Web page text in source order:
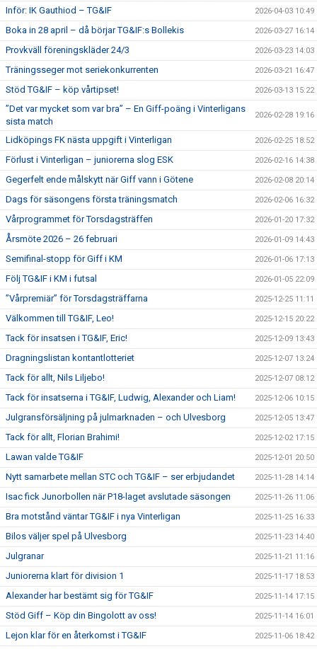
Inför: IK Gauthiod – TG&IF 2026-04-03 10:49
Boka in 28 april – då börjar TG&IF:s Bollekis 2026-03-27 16:14
Provkväll föreningskläder 24/3 2026-03-23 14:03
Träningsseger mot seriekonkurrenten 2026-03-21 16:47
Stöd TG&IF – köp vårtipset! 2026-03-13 15:22
”Det var mycket som var bra” – En Giff-poäng i Vinterligans
sista match
2026-02-28 19:16
Lidköpings FK nästa uppgift i Vinterligan 2026-02-25 18:52
Förlust i Vinterligan – juniorerna slog ESK 2026-02-16 14:38
Gegerfelt ende målskytt när Giff vann i Götene 2026-02-08 20:14
Dags för säsongens första träningsmatch 2026-02-06 16:32
Vårprogrammet för Torsdagsträffen 2026-01-20 17:32
Årsmöte 2026 – 26 februari 2026-01-09 14:43
Semifinal-stopp för Giff i KM 2026-01-06 17:13
Följ TG&IF i KM i futsal 2026-01-05 22:09
”Vårpremiär” för Torsdagsträffarna 2025-12-25 11:11
Välkommen till TG&IF, Leo! 2025-12-15 20:22
Tack för insatsen i TG&IF, Eric! 2025-12-09 13:43
Dragningslistan kontantlotteriet 2025-12-07 13:24
Tack för allt, Nils Liljebo! 2025-12-07 08:12
Tack för insatserna i TG&IF, Ludwig, Alexander och Liam! 2025-12-06 10:15
Julgransförsäljning på julmarknaden – och Ulvesborg 2025-12-05 13:47
Tack för allt, Florian Brahimi! 2025-12-02 17:15
Lawan valde TG&IF 2025-12-01 20:50
Nytt samarbete mellan STC och TG&IF – ser erbjudandet 2025-11-28 14:14
Isac fick Junorbollen när P18-laget avslutade säsongen 2025-11-26 11:06
Bra motstånd väntar TG&IF i nya Vinterligan 2025-11-25 16:33
Bilos väljer spel på Ulvesborg 2025-11-23 14:40
Julgranar 2025-11-21 11:16
Juniorerna klart för division 1 2025-11-17 18:53
Alexander har bestämt sig för TG&IF 2025-11-14 17:15
Stöd Giff – Köp din Bingolott av oss! 2025-11-14 16:01
Lejon klar för en återkomst i TG&IF 2025-11-06 18:42